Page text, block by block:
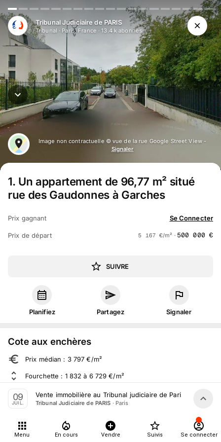
Tribunal Judiciaire de PARIS
Tribunal · Paris, France ·13.4 k abonnés
Image non contractuelle © vue de la rue Google Street View -
Signaler
1. Un appartement de 96,77 m² situé
rue des Gaudonnes à Garches
Prix gagnant Se Connecter
Prix de départ 5 167 €/m² · 500 000 €
SUIVRE
Planifiez Partagez Signaler
Cote aux enchères
Prix médian : 3 797 €/m²
Fourchette : 1 832 à 6 729 €/m²
Sur 386 ventes aux enchères dans le département
À propos
09
JUIL.
Vente immobilière au Tribunal judiciaire de Paris le 9 Juillet
Tribunal Judiciaire de PARIS · Paris
Menu En cours Vendre Suivis Se connecter